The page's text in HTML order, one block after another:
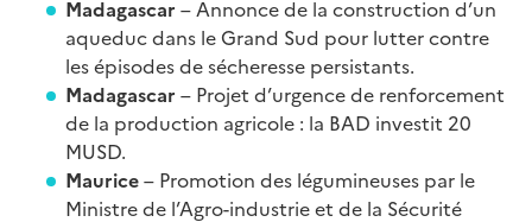
Madagascar – Annonce de la construction d’un
aqueduc dans le Grand Sud pour lutter contre
les épisodes de sécheresse persistants.
Madagascar – Projet d’urgence de renforcement
de la production agricole : la BAD investit 20
MUSD.
Maurice– Promotion des légumineuses par le
Ministre de l’Agro-industrie et de la Sécurité